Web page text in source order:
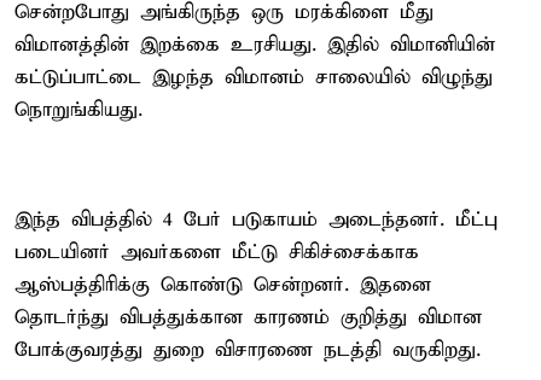
சென்றபோது அங்கிருந்த ஒரு மரக்கிளை மீது
விமானத்தின் இறக்கை உரசியது. இதில் விமானியின்
கட்டுப்பாட்டை இழந்த விமானம் சாலையில் விழுந்து
நொறுங்கியது.
இந்த விபத்தில் 4 பேர் படுகாயம் அடைந்தனர். மீட்பு
படையினர் அவர்களை மீட்டு சிகிச்சைக்காக
ஆஸ்பத்திரிக்கு கொண்டு சென்றனர். இதனை
தொடர்ந்து விபத்துக்கான காரணம் குறித்து விமான
போக்குவரத்து துறை விசாரணை நடத்தி வருகிறது.